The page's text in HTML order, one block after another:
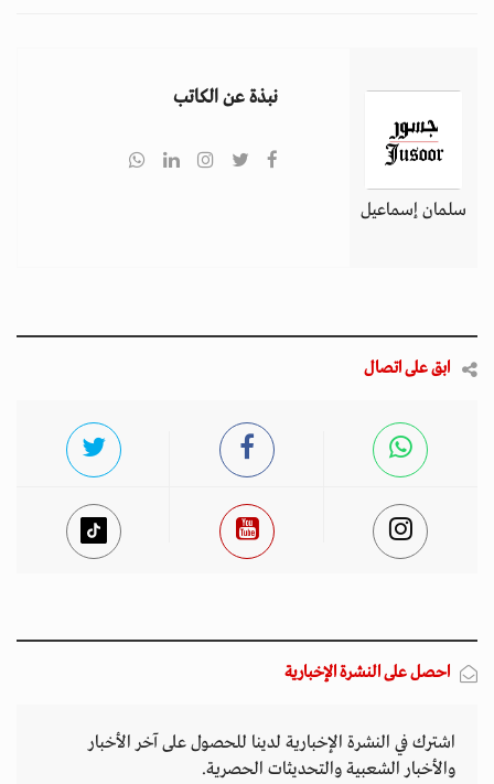
سلمان إسماعيل
نبذة عن الكاتب
ابق على اتصال
احصل على النشرة الإخبارية
اشترك في النشرة الإخبارية لدينا للحصول على آخر الأخبار
والأخبار الشعبية والتحديثات الحصرية.